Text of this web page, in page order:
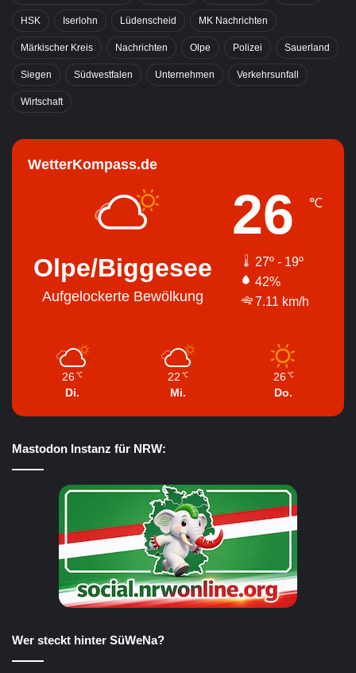
HSK Iserlohn Lüdenscheid MK Nachrichten
Märkischer Kreis Nachrichten Olpe Polizei Sauerland
Siegen Südwestfalen Unternehmen Verkehrsunfall
Wirtschaft
WetterKompass.de
Olpe/Biggesee
Aufgelockerte Bewölkung
26 ℃
27º - 19º
42%
7.11 km/h
26 ℃
Di.
22 ℃
Mi.
26 ℃
Do.
Mastodon Instanz für NRW:
Wer steckt hinter SüWeNa?